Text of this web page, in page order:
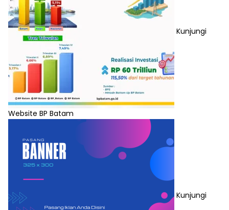
Kunjungi
Website BP Batam
Kunjungi